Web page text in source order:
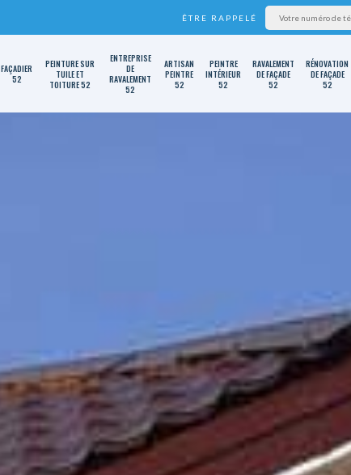
ÊTRE RAPPELÉ
FAÇADIER
52
PEINTURE SUR
TUILE ET
TOITURE 52
ENTREPRISE
DE
RAVALEMENT
52
ARTISAN
PEINTRE
52
PEINTRE
INTÉRIEUR
52
RAVALEMENT
DE FAÇADE
52
RÉNOVATION
DE FAÇADE
52